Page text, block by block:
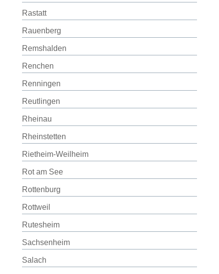
Rastatt
Rauenberg
Remshalden
Renchen
Renningen
Reutlingen
Rheinau
Rheinstetten
Rietheim-Weilheim
Rot am See
Rottenburg
Rottweil
Rutesheim
Sachsenheim
Salach